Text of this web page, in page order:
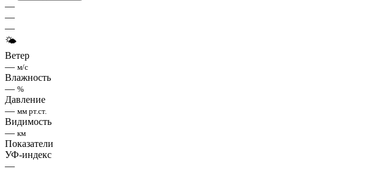
—
—
—
🌤
Ветер
— м/с
Влажность
— %
Давление
— мм рт.ст.
Видимость
— км
Показатели
УФ-индекс
—